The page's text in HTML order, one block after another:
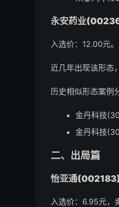
永安药业
入选价：12.00元。
近几年出现该形态
历史相似形态案例
金丹科技
金丹科技
二、出局篇
怡亚通
入选价：6.95元，